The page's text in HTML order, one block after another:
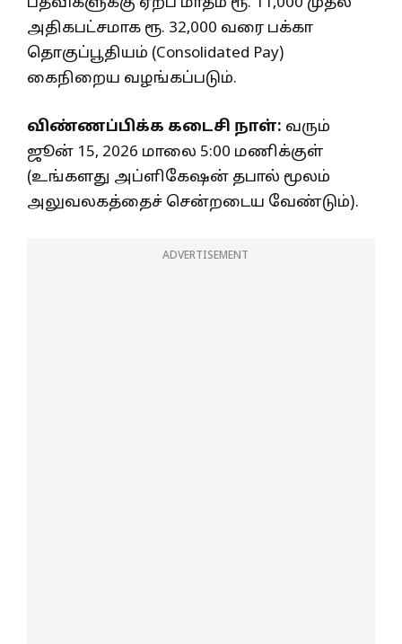
அதிகபட்சமாக ரூ. 32,000 வரை பக்கா
தொகுப்பூதியம் (Consolidated Pay)
கைநிறைய வழங்கப்படும்.
விண்ணப்பிக்க கடைசி நாள்: வரும்
ஜூன் 15, 2026 மாலை 5:00 மணிக்குள்
(உங்களது அப்ளிகேஷன் தபால் மூலம்
அலுவலகத்தைச் சென்றடைய வேண்டும்).
ADVERTISEMENT